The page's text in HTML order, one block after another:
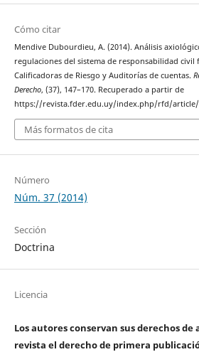
Cómo citar
Mendive Dubourdieu, A. (2014). Análisis
regulaciones del sistema de responsabilidad civil
Calificadoras de Riesgo y Auditorías de cuentas.
Derecho, (37), 147–170. Recuperado a partir de
https://revista.fder.edu.uy/index.php/rfd/
Más formatos de cita
Número
Núm. 37 (2014)
Sección
Doctrina
Licencia
Los autores conservan sus derechos de
revista el derecho de primera